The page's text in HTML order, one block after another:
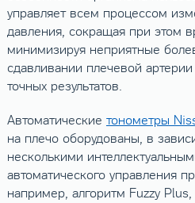
управляет всем процессом
давления, сокращая при этом
минимизируя неприятные
сдавливании плечевой
точных результатов.
Автоматические тонометры
на плечо оборудованы, в
несколькими
автоматического управления
например, алгоритм Fuzzy